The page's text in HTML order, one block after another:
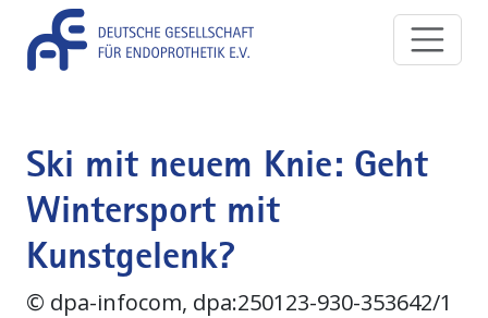
Direkt zum Inhalt
Ski mit neuem Knie: Geht
Wintersport mit
Kunstgelenk?
© dpa-infocom, dpa:250123-930-353642/1